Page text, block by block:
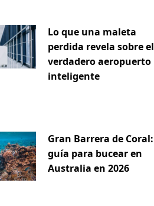
Lo que una maleta
perdida revela sobre el
verdadero aeropuerto
inteligente
Gran Barrera de Coral:
guía para bucear en
Australia en 2026